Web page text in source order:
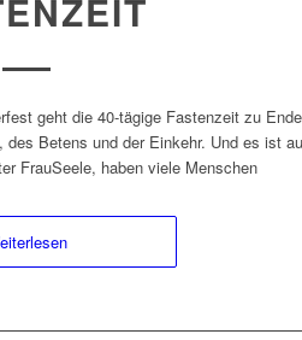
geht die 40-tägige Fastenzeit zu
Betens und der Einkehr. Und es ist
FrauSeele, haben viele Menschen